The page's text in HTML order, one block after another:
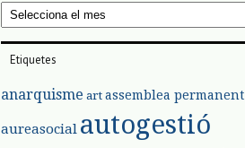
Arxius
Etiquetes
anarquisme art assemblea permanent
aureasocial autogestió